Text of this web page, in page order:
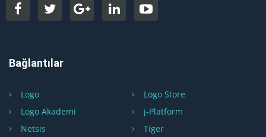
Bağlantılar
Logo
Logo Store
Logo Akademi
j-Platform
Netsis
Tiger